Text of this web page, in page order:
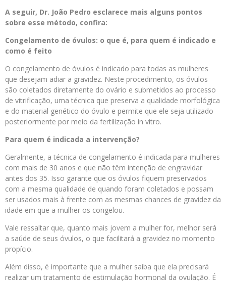
A seguir, Dr. João Pedro esclarece mais alguns pontos
sobre esse método, confira:
Congelamento de óvulos: o que é, para quem é indicado e
como é feito
O congelamento de óvulos é indicado para todas as mulheres
que desejam adiar a gravidez. Neste procedimento, os óvulos
são coletados diretamente do ovário e submetidos ao processo
de vitrificação, uma técnica que preserva a qualidade morfológica
e do material genético do óvulo e permite que ele seja utilizado
posteriormente por meio da fertilização in vitro.
Para quem é indicada a intervenção?
Geralmente, a técnica de congelamento é indicada para mulheres
com mais de 30 anos e que não têm intenção de engravidar
antes dos 35. Isso garante que os óvulos fiquem preservados
com a mesma qualidade de quando foram coletados e possam
ser usados mais à frente com as mesmas chances de gravidez da
idade em que a mulher os congelou.
Vale ressaltar que, quanto mais jovem a mulher for, melhor será
a saúde de seus óvulos, o que facilitará a gravidez no momento
propício.
Além disso, é importante que a mulher saiba que ela precisará
realizar um tratamento de estimulação hormonal da ovulação. É